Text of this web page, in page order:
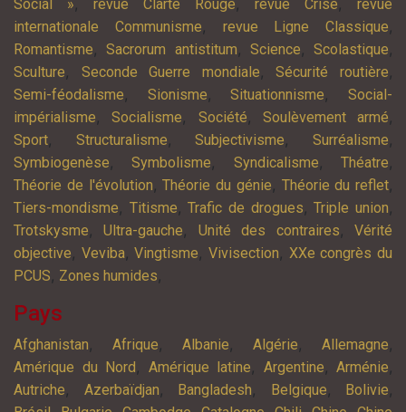
Social », revue Clarté Rouge, revue Crise, revue
internationale Communisme, revue Ligne Classique,
Romantisme,Sacrorum antistitum, Science, Scolastique,
Sculture, Seconde Guerre mondiale,Sécurité routière,
Semi-féodalisme, Sionisme,Situationnisme,Social-
impérialisme,Socialisme, Société, Soulèvement armé,
Sport, Structuralisme,Subjectivisme,Surréalisme,
Symbiogenèse,Symbolisme, Syndicalisme,Théatre,
Théorie de l'évolution,Théorie du génie, Théorie du reflet,
Tiers-mondisme, Titisme,Trafic de drogues,Triple union,
Trotskysme,Ultra-gauche, Unité des contraires,Vérité
objective, Veviba,Vingtisme,Vivisection, XXe congrès du
PCUS, Zones humides,
Pays
Afghanistan, Afrique, Albanie, Algérie, Allemagne,
Amérique du Nord , Amérique latine, Argentine, Arménie,
Autriche, Azerbaïdjan, Bangladesh, Belgique, Bolivie,